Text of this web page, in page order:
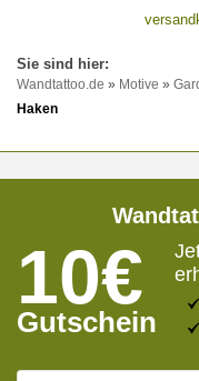
Wandtattoo.de » Motive »
Haken
10€
Gutschein